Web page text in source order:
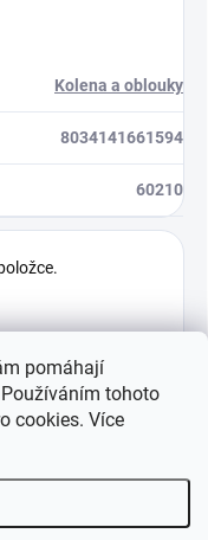
pomáhají
tohoto
cookies. Více
Kolena a oblouky
8034141661594
60210